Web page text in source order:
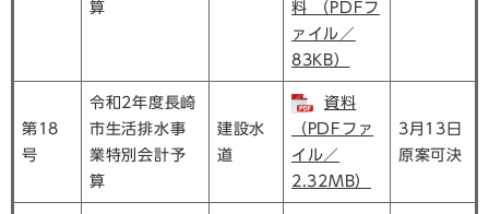
算
料 （PDFフ
ァイル／
83KB）
第18
号
令和2年度長崎
市生活排水事
業特別会計予
算
建設水
道
資料
（PDFファ
イル／
2.32MB）
3月13日
原案可決